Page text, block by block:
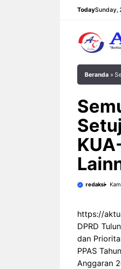
TodaySunday,
Beranda »
redaksi
https://
DPRD
dan
PPAS
Anggaran